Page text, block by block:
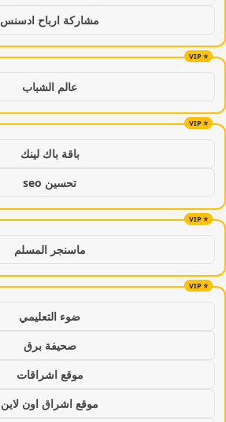
مشاركة ارباح ادسنس
عالم الشباب
باقة باك لينك
تحسين seo
ماسنجر المسلم
ضوء التعليمي
صحيفة برق
موقع اشراقات
موقع اشراق اون لاين